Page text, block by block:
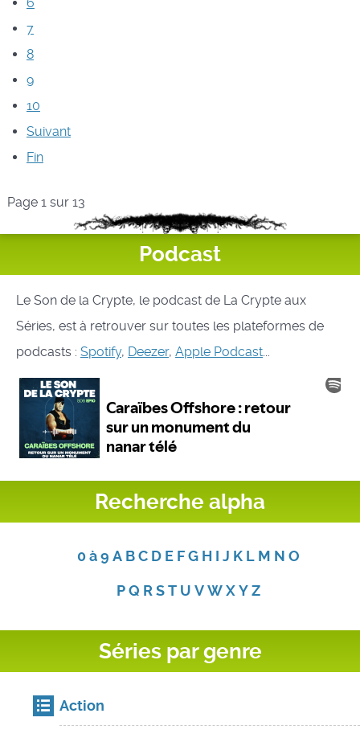
6
7
8
9
10
Suivant
Fin
Page 1 sur 13
Podcast
Le Son de la Crypte, le podcast de La Crypte aux
Séries, est à retrouver sur toutes les plateformes de
podcasts : Spotify, Deezer, Apple Podcast...
Recherche alpha
0 à 9 A B C D E F G H I J K L M N O
P Q R S T U V W X Y Z
Séries par genre
Action